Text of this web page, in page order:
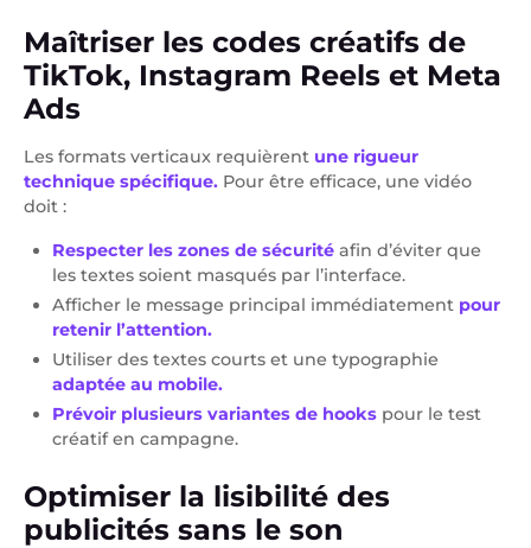
Maîtriser les codes créatifs de
TikTok, Instagram Reels et Meta
Ads
Les formats verticaux requièrent une rigueur
technique spécifique. Pour être efficace, une vidéo
doit :
Respecter les zones de sécurité afin d’éviter que
les textes soient masqués par l’interface.
Afficher le message principal immédiatement pour
retenir l’attention.
Utiliser des textes courts et une typographie
adaptée au mobile.
Prévoir plusieurs variantes de hooks pour le test
créatif en campagne.
Optimiser la lisibilité des
publicités sans le son